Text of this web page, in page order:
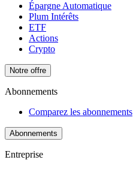
Épargne Automatique
Plum Intérêts
ETF
Actions
Crypto
Notre offre
Abonnements
Comparez les abonnements
Abonnements
Entreprise